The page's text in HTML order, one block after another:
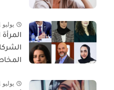
يوليو 21, 2026
يوليو 21, 2026